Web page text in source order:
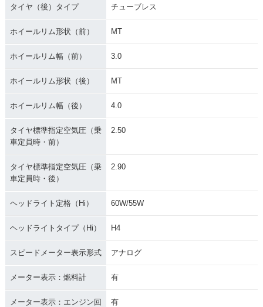
タイヤ（後）タイプ チューブレス
ホイールリム形状（前） MT
ホイールリム幅（前） 3.0
ホイールリム形状（後） MT
ホイールリム幅（後） 4.0
タイヤ標準指定空気圧（乗
車定員時・前）
2.50
タイヤ標準指定空気圧（乗
車定員時・後）
2.90
ヘッドライト定格（Hi） 60W/55W
ヘッドライトタイプ（Hi） H4
スピードメーター表示形式 アナログ
メーター表示：燃料計 有
メーター表示：エンジン回
有